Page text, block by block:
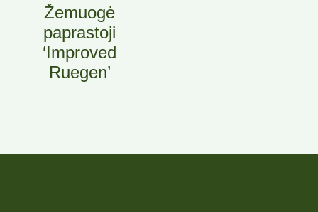
Žemuogė
paprastoji
‘Improved
Ruegen’